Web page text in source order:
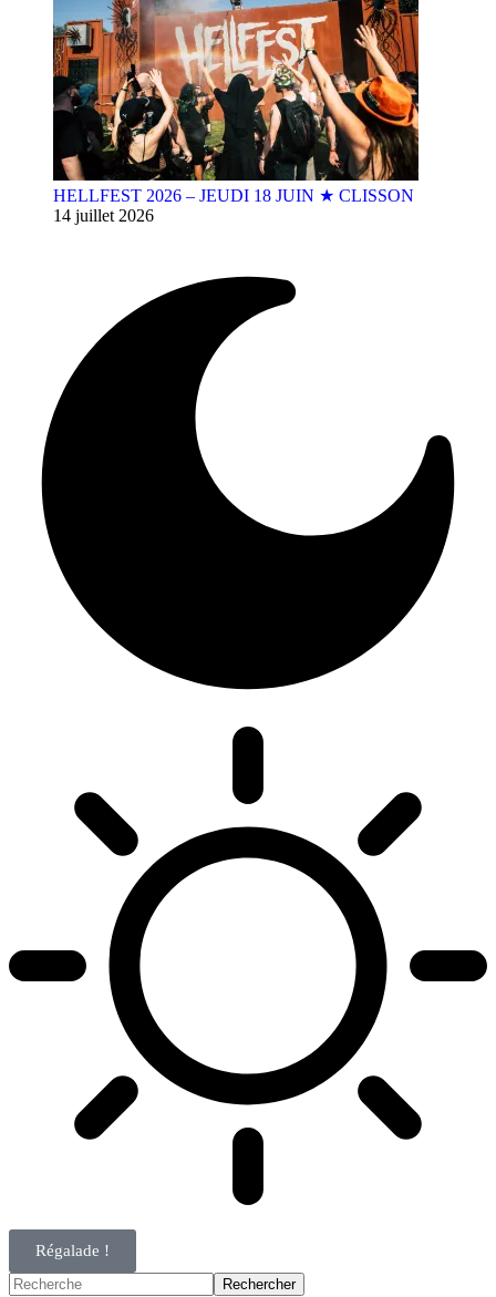
HELLFEST 2026 – JEUDI 18 JUIN ★ CLISSON
14 juillet 2026
Régalade !